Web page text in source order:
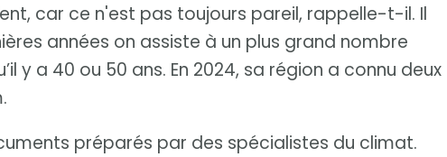
car ce n'est pas toujours pareil, rappelle-t-il. Il
années on assiste à un plus grand nombre
y a 40 ou 50 ans. En 2024, sa région a connu deux
préparés par des spécialistes du climat.